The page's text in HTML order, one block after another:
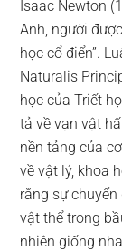
Isaac Newton
Anh, người
học cổ điển”.
Naturalis
học của Triết
tả về vạn vật
nền tảng của
về vật lý, khoa
rằng sự
vật thể trong
nhiên giống